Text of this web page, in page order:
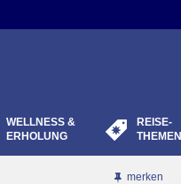
WELLNESS &
ERHOLUNG
REISE-
THEMEN
merken